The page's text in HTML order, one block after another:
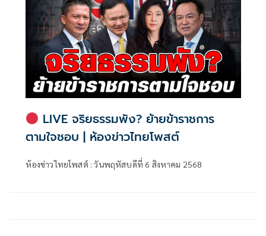
LIVE จริยธรรมพัง? ย้ายข้าราชการ
ตามใจชอบ | ห้องข่าวไทยโพสต์
ห้องข่าวไทยโพสต์ : วันพฤหัสบดีที่ 6 สิงหาคม 2568